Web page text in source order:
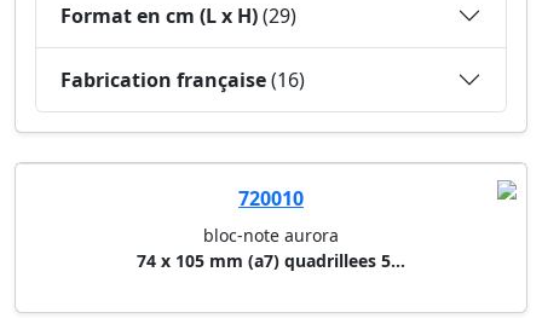
Format en cm (L x H)(29)
Fabrication française(16)
720010
bloc-note aurora
74 x 105 mm (a7) quadrillees 5...